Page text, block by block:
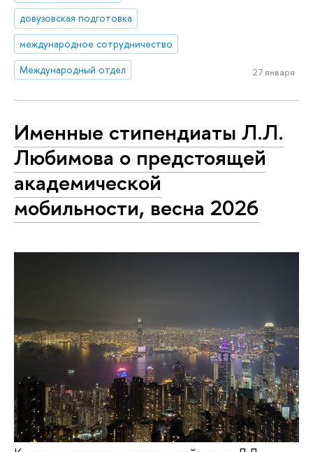
довузовская подготовка
международное сотрудничество
Международный отдел
27 января
Именные стипендиаты Л.Л.
Любимова о предстоящей
академической
мобильности, весна 2026